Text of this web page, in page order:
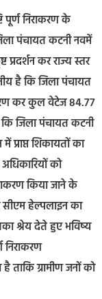
पूर्ण निराकरण के
पंचायत कटनी नवमें
कर राज्य स्तर
है कि जिला पंचायत
कर कुल वेटेज 84.77
कि जिला पंचायत कटनी
प्राप्त शिकायतों का
को
किया जाने के
सीएम हेल्पलाइन का
श्रेय देते हुए भविष्य
निराकरण
ग्रामीण जनों को